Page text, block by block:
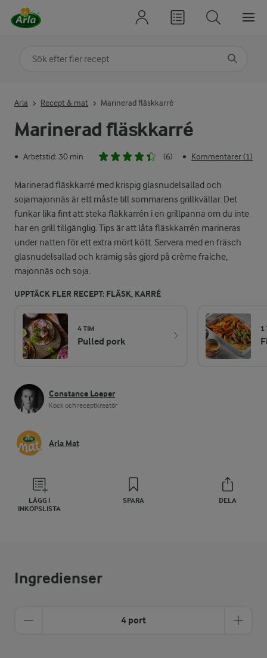
Marinerad fläskkarré
• Arbetstid: 30 min (6) • Kommentarer (1)
Marinerad fläskkarré med krispig glasnudelsallad och
sojamajonnäs är ett måste till sommarens grillkvällar. Det
funkar lika fint att steka fläkkarrén i en grillpanna om du inte
har en grill tillgänglig. Tips är att låta fläskkarrén marineras
under natten för ett extra mört kött. Servera med en fräsch
glasnudelsallad och krämig sås gjord på crème fraiche,
majonnäs och soja.
UPPTÄCK FLER RECEPT: FLÄSK, KARRÉ
4 TIM
Pulled pork
1
Constance Loeper
Kock och receptkreatör
Arla Mat
LÄGG I
INKÖPSLISTA
SPARA DELA
Arla Recept & mat Marinerad fläskkarré
Ingredienser
4 port
Sök på kategori eller ingrediens